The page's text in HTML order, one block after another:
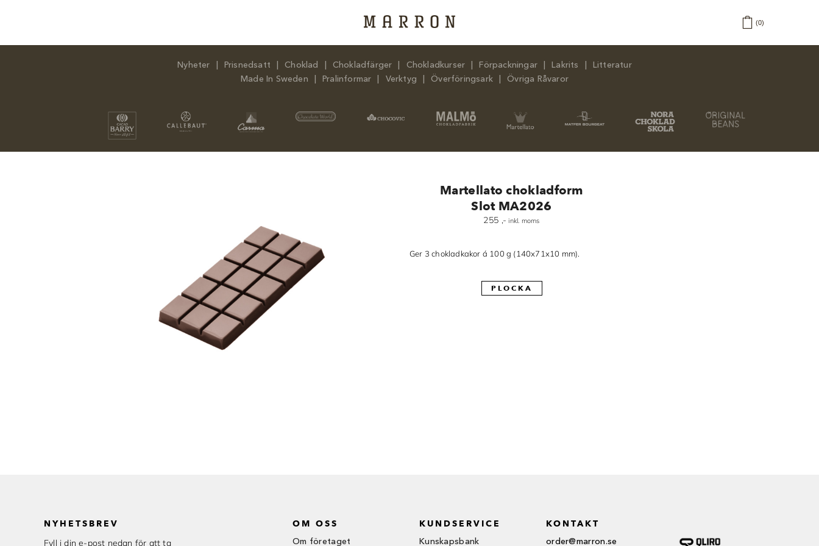
0
Nyheter Prisnedsatt Choklad Chokladfärger Chokladkurser Förpackningar Lakrits
Litteratur
Made In Sweden
Pralinformar Verktyg Överföringsark Övriga Råvaror
Martellato chokladform
Slot MA2026
255 ,- inkl. moms
Ger 3 chokladkakor á 100 g (140x71x10 mm).
PLOCKA
NYHETSBREV
Fyll i din e-post nedan för att ta
OM OSS
Om företaget
KUNDSERVICE
Kunskapsbank
KONTAKT
order@marron.se